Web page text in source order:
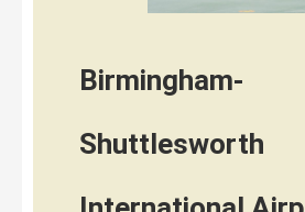
Birmingham-
Shuttlesworth